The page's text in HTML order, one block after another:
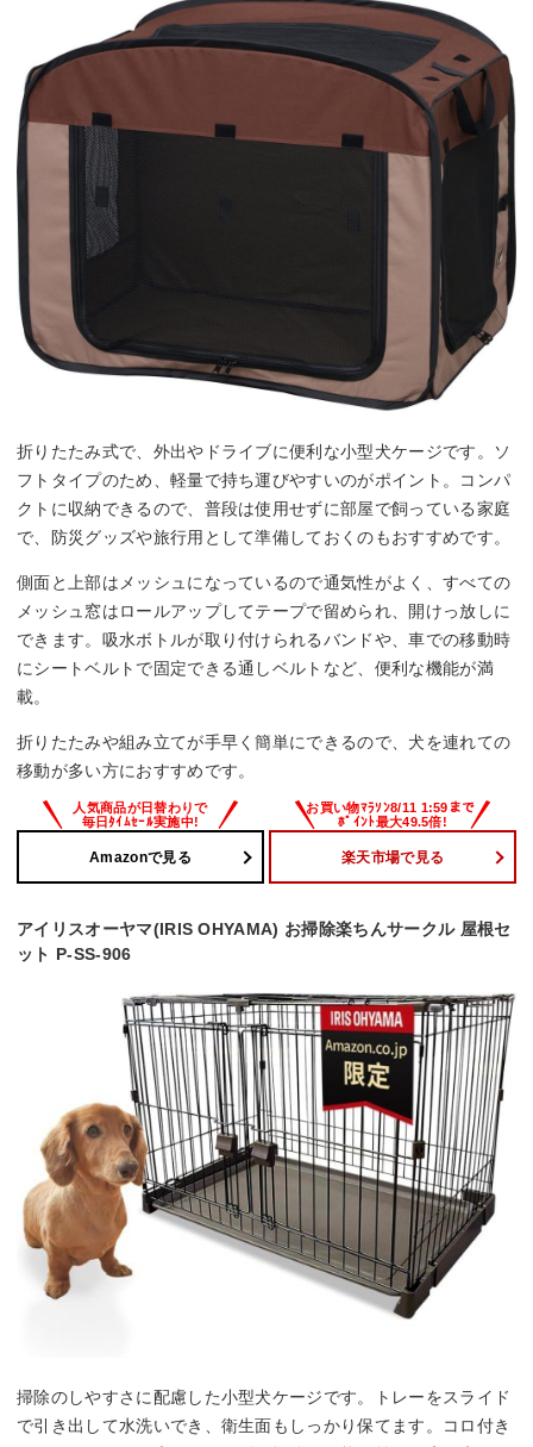
折りたたみ式で、外出やドライブに便利な小型犬ケージです。ソ
フトタイプのため、軽量で持ち運びやすいのがポイント。コンパ
クトに収納できるので、普段は使用せずに部屋で飼っている家庭
で、防災グッズや旅行用として準備しておくのもおすすめです。
側面と上部はメッシュになっているので通気性がよく、すべての
メッシュ窓はロールアップしてテープで留められ、開けっ放しに
できます。吸水ボトルが取り付けられるバンドや、車での移動時
にシートベルトで固定できる通しベルトなど、便利な機能が満
載。
折りたたみや組み立てが手早く簡単にできるので、犬を連れての
移動が多い方におすすめです。
Amazonで見る 楽天市場で見る
アイリスオーヤマ(IRIS OHYAMA) お掃除楽ちんサークル 屋根セ
ット P-SS-906
掃除のしやすさに配慮した小型犬ケージです。トレーをスライド
で引き出して水洗いでき、衛生面もしっかり保てます。コロ付き